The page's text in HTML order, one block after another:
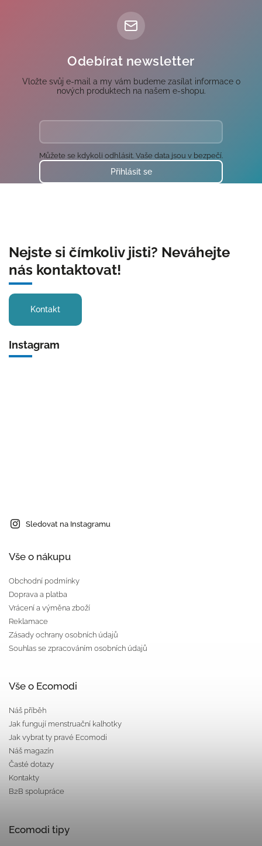
Odebírat newsletter
Vložte svůj e-mail a my vám budeme zasílat informace o
nových produktech na našem e-shopu.
Můžete se kdykoli odhlásit. Vaše data jsou v bezpečí.
Přihlásit se
Nejste si čímkoliv jisti? Neváhejte
nás kontaktovat!
Kontakt
Instagram
Sledovat na Instagramu
Vše o nákupu
Obchodní podmínky
Doprava a platba
Vrácení a výměna zboží
Reklamace
Zásady ochrany osobních údajů
Souhlas se zpracováním osobních údajů
Vše o Ecomodi
Náš příběh
Jak fungují menstruační kalhotky
Jak vybrat ty pravé Ecomodi
Náš magazín
Časté dotazy
Kontakty
B2B spolupráce
Ecomodi tipy